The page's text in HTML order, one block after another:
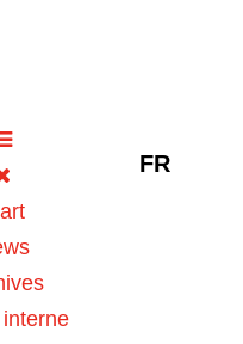
FR
à la
de
printemps